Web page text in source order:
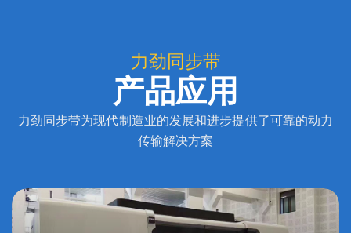
力劲同步带
产品应用
力劲同步带为现代制造业的发展和进步提供了可靠的动力
传输解决方案